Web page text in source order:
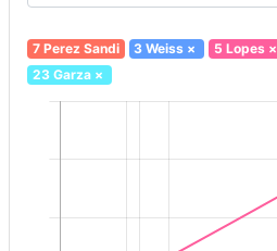
7 Perez Sandi 3 Weiss × 5 Lopes×
23 Garza×